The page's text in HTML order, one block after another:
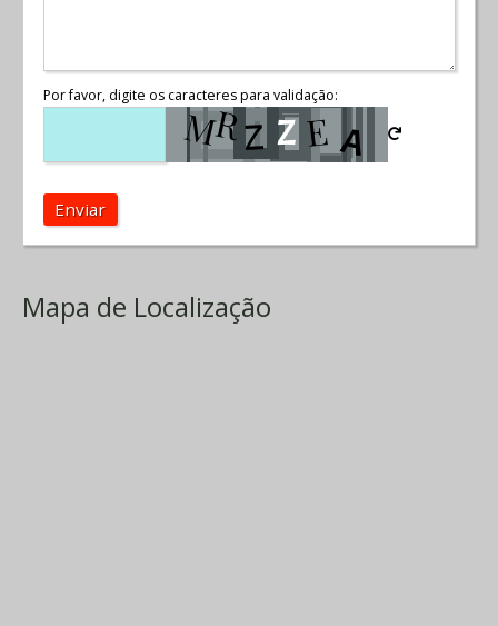
Por favor, digite os caracteres para validação:
Enviar
Mapa de Localização